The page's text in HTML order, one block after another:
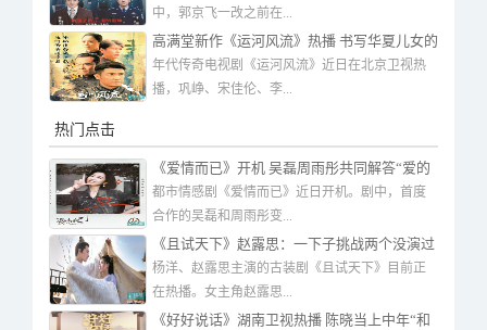
中，郭京飞一改之前在...
高满堂新作《运河风流》热播 书写华夏儿女的
生活状态与爱国情怀
年代传奇电视剧《运河风流》近日在北京卫视热
播，巩峥、宋佳伦、李...
热门点击
《爱情而已》开机 吴磊周雨彤共同解答“爱的
难题”
都市情感剧《爱情而已》近日开机。剧中，首度
合作的吴磊和周雨彤变...
《且试天下》赵露思：一下子挑战两个没演过
的角色 很爽
杨洋、赵露思主演的古装剧《且试天下》目前正
在热播。女主角赵露思...
《好好说话》湖南卫视热播 陈晓当上中年“和